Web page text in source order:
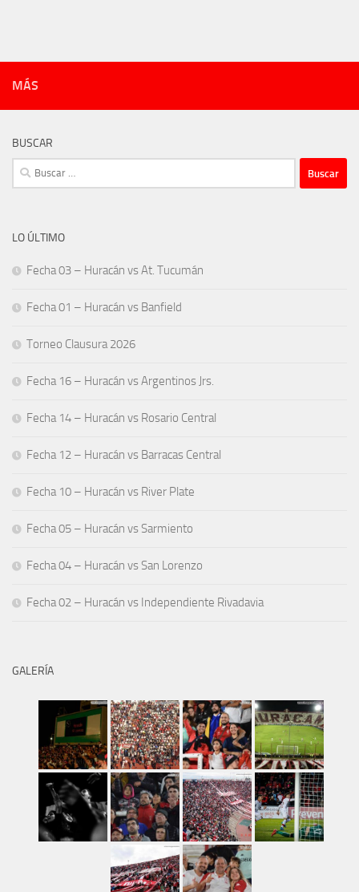
MÁS
BUSCAR
Buscar:
LO ÚLTIMO
Fecha 03 – Huracán vs At. Tucumán
Fecha 01 – Huracán vs Banfield
Torneo Clausura 2026
Fecha 16 – Huracán vs Argentinos Jrs.
Fecha 14 – Huracán vs Rosario Central
Fecha 12 – Huracán vs Barracas Central
Fecha 10 – Huracán vs River Plate
Fecha 05 – Huracán vs Sarmiento
Fecha 04 – Huracán vs San Lorenzo
Fecha 02 – Huracán vs Independiente Rivadavia
GALERÍA